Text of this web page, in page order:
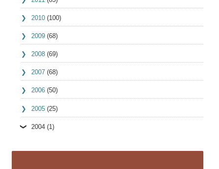
2010 (100)
2009 (68)
2008 (69)
2007 (68)
2006 (50)
2005 (25)
2004 (1)